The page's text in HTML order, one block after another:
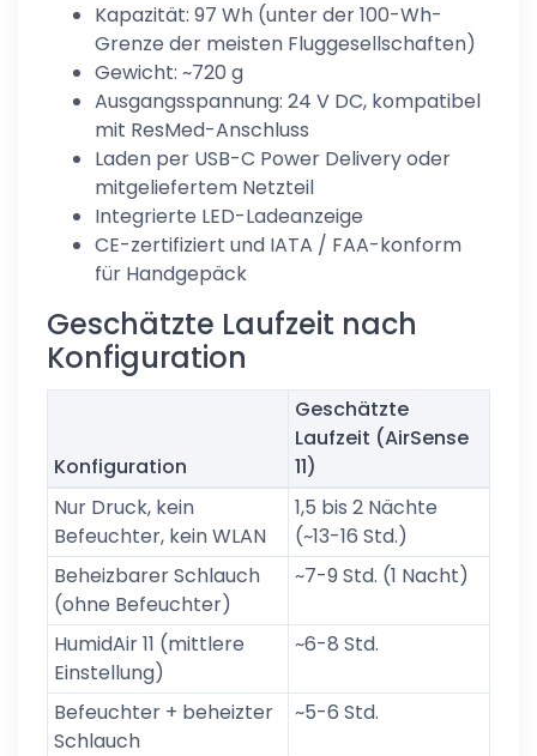
Kapazität: 97 Wh (unter der 100-Wh-
Grenze der meisten Fluggesellschaften)
Gewicht: ~720 g
Ausgangsspannung: 24 V DC, kompatibel
mit ResMed-Anschluss
Laden per USB-C Power Delivery oder
mitgeliefertem Netzteil
Integrierte LED-Ladeanzeige
CE-zertifiziert und IATA / FAA-konform
für Handgepäck
Geschätzte Laufzeit nach
Konfiguration
Konfiguration
Geschätzte
Laufzeit (AirSense
11)
Nur Druck, kein
Befeuchter, kein WLAN
1,5 bis 2 Nächte
(~13-16 Std.)
Beheizbarer Schlauch
(ohne Befeuchter)
~7-9 Std. (1 Nacht)
HumidAir 11 (mittlere
Einstellung)
~6-8 Std.
Befeuchter + beheizter
Schlauch
~5-6 Std.